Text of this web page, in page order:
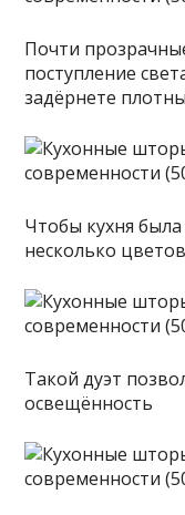
Почти
поступление
задёрнете
Чтобы кухня
несколько
Такой дуэт
освещённость